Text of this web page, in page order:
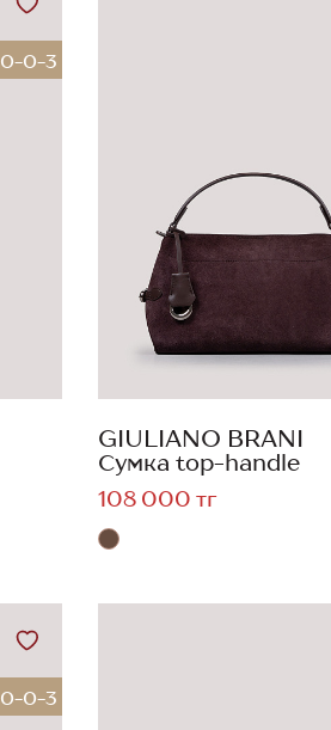
0-0-3
GIULIANO BRANI
Сумка top-handle
108 000 тг
0-0-3